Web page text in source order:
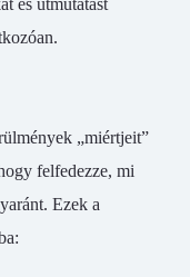
és útmutatást
„miértjeit”
felfedezze, mi
Ezek a